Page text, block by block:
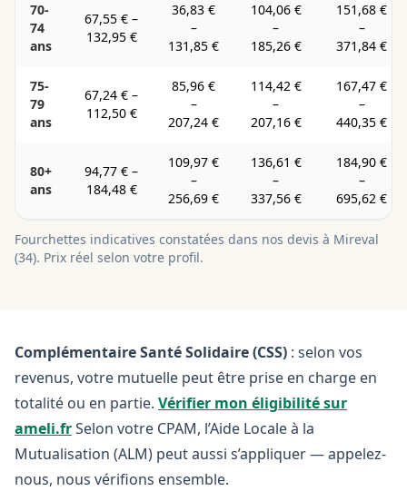
70-
74
ans
67,55 € –
132,95 €
36,83 €
–
131,85 €
104,06 €
–
185,26 €
151,68 €
–
371,84 €
75-
79
ans
67,24 € –
112,50 €
85,96 €
–
207,24 €
114,42 €
–
207,16 €
167,47 €
–
440,35 €
80+
ans
94,77 € –
184,48 €
109,97 €
–
256,69 €
136,61 €
–
337,56 €
184,90 €
–
695,62 €
Fourchettes indicatives constatées dans nos devis à Mireval
(34). Prix réel selon votre profil.
Complémentaire Santé Solidaire (CSS) : selon vos
revenus, votre mutuelle peut être prise en charge en
totalité ou en partie. Vérifier mon éligibilité sur
ameli.frSelon votre CPAM, l’Aide Locale à la
Mutualisation (ALM) peut aussi s’appliquer — appelez-
nous, nous vérifions ensemble.